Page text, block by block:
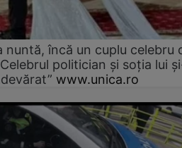
nuntă, încă un cuplu celebru
politician și soția lui
www.unica.ro